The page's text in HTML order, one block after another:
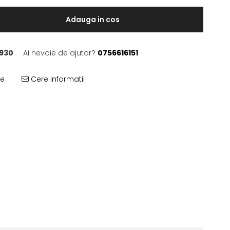
Adauga in cos
Ai nevoie de ajutor? 0756616151
Cere informatii